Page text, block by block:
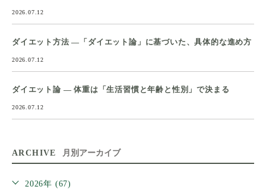
2026.07.12
ダイエット方法 ―「ダイエット論」に基づいた、具体的な進め方
2026.07.12
ダイエット論 ― 体重は「生活習慣と年齢と性別」で決まる
2026.07.12
ARCHIVE 月別アーカイブ
2026年 (67)